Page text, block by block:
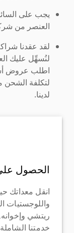
يجب على
العنصر من
لقد عقدنا
لنُسهِّل عليك
اطلب عروض
لتكلفة الشحن
لدينا.
الحصول
انقل معداتك
واللوجستيات
ريتشي
خدمتنا